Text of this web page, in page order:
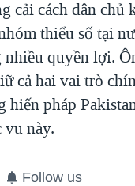
cải cách dân chủ
thiểu số tại
nhiều quyền lợi.
cả hai vai trò
hiến pháp
vu này.
Follow us